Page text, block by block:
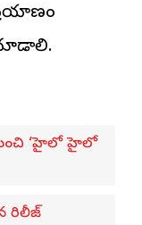
నుంచి ‘హైలో హైలో
రిలీజ్